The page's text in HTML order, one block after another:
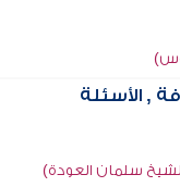
, الأسئلة
سلمان العودة)